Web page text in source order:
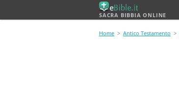
SACRA BIBBIA ONLINE
Home > Antico Testamento >